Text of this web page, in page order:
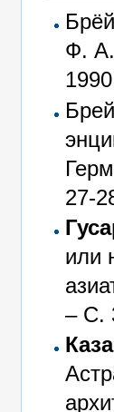
Ф.
27-
или
– С.